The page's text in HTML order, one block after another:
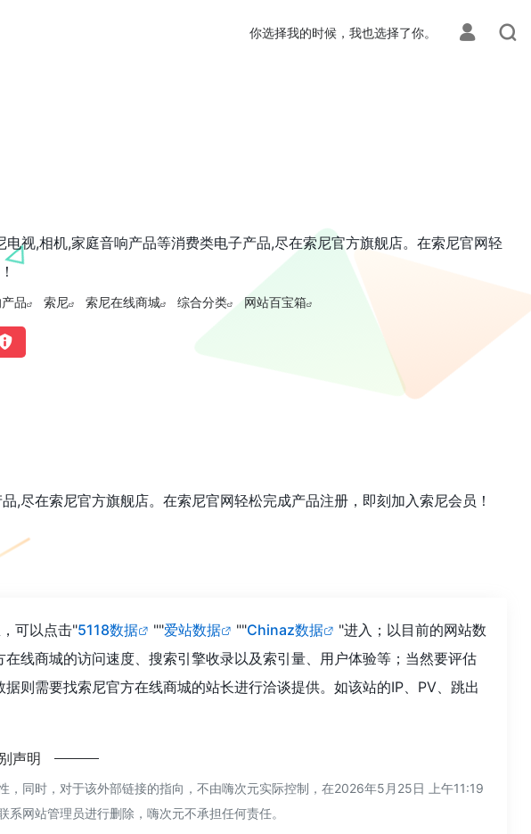
你选择我的时候，我也选择了你。
视,相机,家庭音响产品等消费类电子产品,尽在索尼官方旗舰店。在索尼官网轻
品 索尼 索尼在线商城 综合分类 网站百宝箱
尽在索尼官方旗舰店。在索尼官网轻松完成产品注册，即刻加入索尼会员！
可以点击"5118数据 ""爱站数据 ""Chinaz数据
"进入；以目前的网站数
线商城的访问速度、搜索引擎收录以及索引量、用户体验等；当然要评估
则需要找索尼官方在线商城的站长进行洽谈提供。如该站的IP、PV、跳出
声明
同时，对于该外部链接的指向，不由嗨次元实际控制，在2026年5月25日 上午11:19
网站管理员进行删除，嗨次元不承担任何责任。